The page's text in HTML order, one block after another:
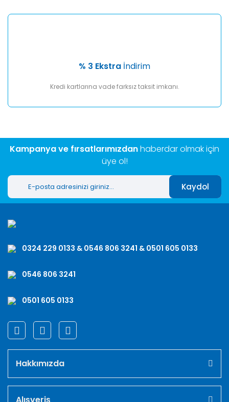
% 3 Ekstra İndirim
Kredi kartlarına vade farksız taksit imkanı.
Kampanya ve fırsatlarımızdanhaberdar olmak için
üye ol!
Kaydol
0324 229 0133 & 0546 806 3241 & 0501 605 0133
0546 806 3241
0501 605 0133
Hakkımızda